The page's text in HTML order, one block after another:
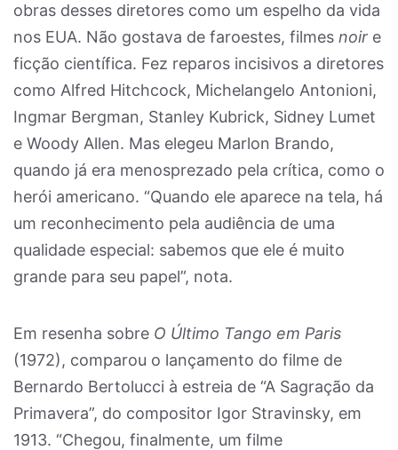
obras desses diretores como um espelho da vida
nos EUA. Não gostava de faroestes, filmes noir e
ficção científica. Fez reparos incisivos a diretores
como Alfred Hitchcock, Michelangelo Antonioni,
Ingmar Bergman, Stanley Kubrick, Sidney Lumet
e Woody Allen. Mas elegeu Marlon Brando,
quando já era menosprezado pela crítica, como o
herói americano. “Quando ele aparece na tela, há
um reconhecimento pela audiência de uma
qualidade especial: sabemos que ele é muito
grande para seu papel”, nota.
Em resenha sobre O Último Tango em Paris
(1972), comparou o lançamento do filme de
Bernardo Bertolucci à estreia de “A Sagração da
Primavera”, do compositor Igor Stravinsky, em
1913. “Chegou, finalmente, um filme